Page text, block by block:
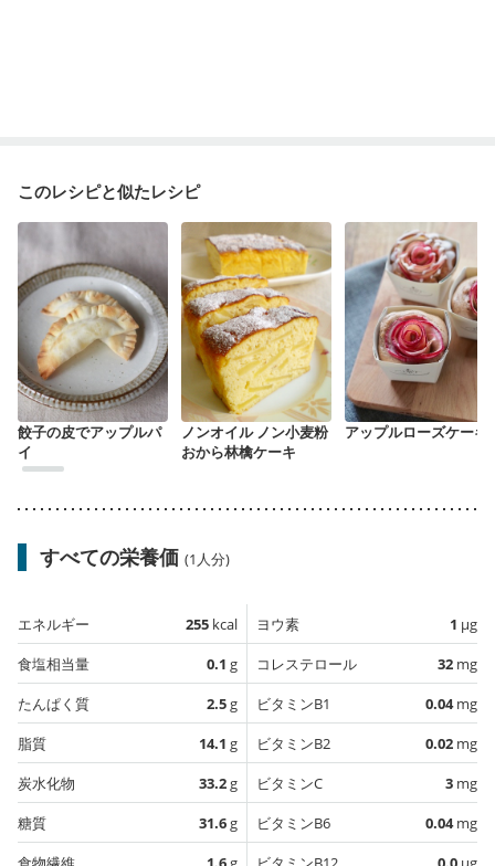
このレシピと似たレシピ
餃子の皮でアップルパ
イ
ノンオイル ノン小麦粉
おから林檎ケーキ
アップルローズケーキ
すべての栄養価 (1人分)
エネルギー 255 kcal
食塩相当量
0.1 g
たんぱく質
2.5g
脂質
14.1 g
炭水化物
33.2g
糖質
31.6g
ヨウ素 1 µg
コレステロール
32 mg
ビタミンB1
0.04mg
ビタミンB2
0.02 mg
ビタミンC
3 mg
ビタミンB6
0.04mg